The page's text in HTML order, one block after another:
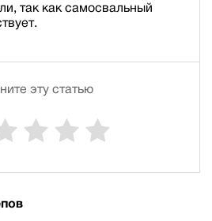
так как самосвальный
эту статью